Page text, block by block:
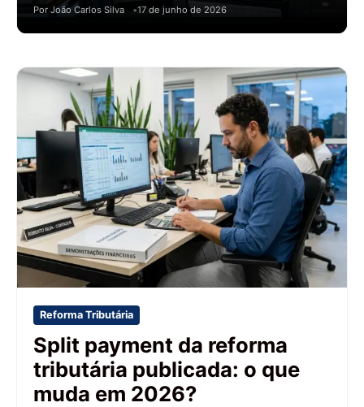
Por João Carlos Silva 17 de junho de 2026
Reforma Tributária
Split payment da reforma
tributária publicada: o que
muda em 2026?